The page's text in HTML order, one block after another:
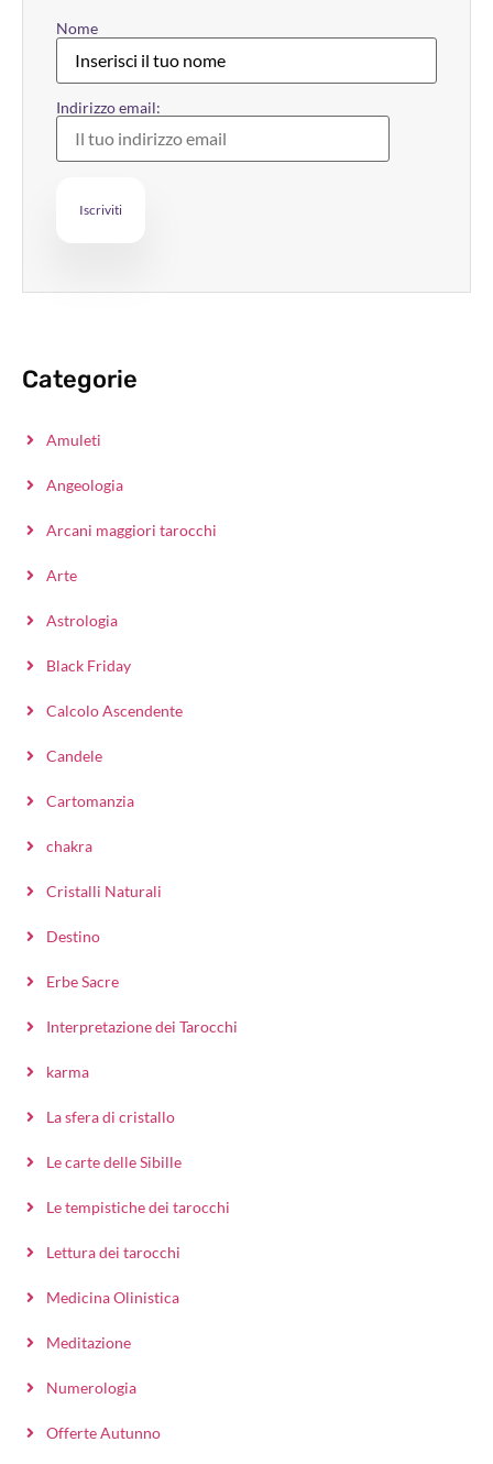
Nome
Indirizzo email:
Categorie
Amuleti
Angeologia
Arcani maggiori tarocchi
Arte
Astrologia
Black Friday
Calcolo Ascendente
Candele
Cartomanzia
chakra
Cristalli Naturali
Destino
Erbe Sacre
Interpretazione dei Tarocchi
karma
La sfera di cristallo
Le carte delle Sibille
Le tempistiche dei tarocchi
Lettura dei tarocchi
Medicina Olinistica
Meditazione
Numerologia
Offerte Autunno